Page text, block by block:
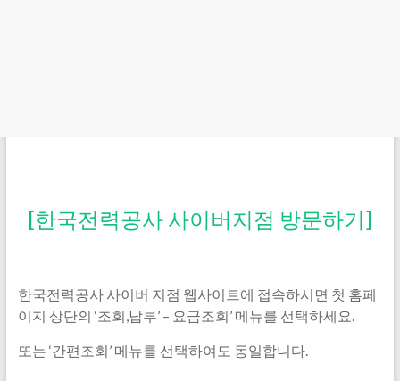
[한국전력공사 사이버지점 방문하기]
한국전력공사 사이버 지점 웹사이트에 접속하시면 첫 홈페
이지 상단의 ‘조회,납부’ – 요금조회’ 메뉴를 선택하세요.
또는 ‘간편조회’ 메뉴를 선택하여도 동일합니다.